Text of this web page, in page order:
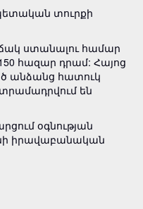
տուրքի
ստանալու համար
հազար դրամ: Հայոց
անձանց հատուկ
են
օգնության
իրավաբանական